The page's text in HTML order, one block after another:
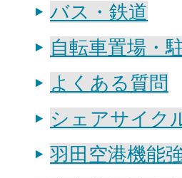
バス・鉄道
自転車置場・
よくある質問
シェアサイク
羽田空港機能